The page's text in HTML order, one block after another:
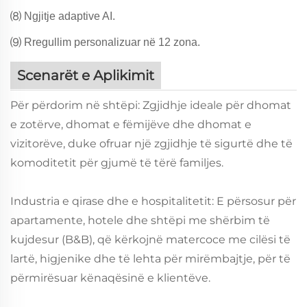
⑻ Ngjitje adaptive AI.
⑼ Rregullim personalizuar në 12 zona.
Scenarët e Aplikimit
Për përdorim në shtëpi: Zgjidhje ideale për dhomat
e zotërve, dhomat e fëmijëve dhe dhomat e
vizitorëve, duke ofruar një zgjidhje të sigurtë dhe të
komoditetit për gjumë të tërë familjes.
Industria e qirase dhe e hospitalitetit: E përsosur për
apartamente, hotele dhe shtëpi me shërbim të
kujdesur (B&B), që kërkojnë matercoce me cilësi të
lartë, higjenike dhe të lehta për mirëmbajtje, për të
përmirësuar kënaqësinë e klientëve.